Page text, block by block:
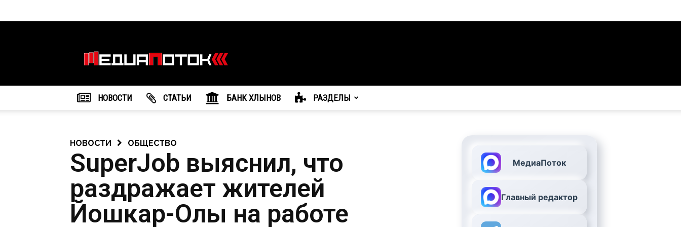
агентство
"МедиаПоток"
НОВОСТИ CТАТЬИ БАНК ХЛЫНОВ РАЗДЕЛЫ
НОВОСТИ ОБЩЕСТВО
SuperJob выяснил, что
раздражает жителей
Йошкар-Олы на работе
МедиаПоток
Главный редактор